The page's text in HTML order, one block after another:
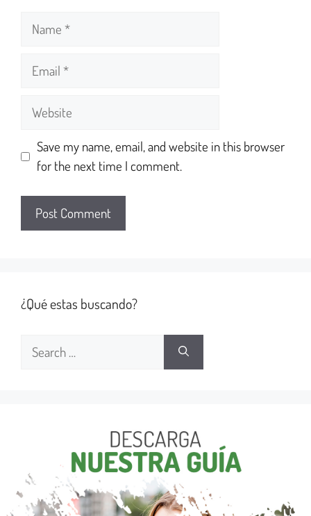
Save my name, email, and website in this browser
for the next time I comment.
¿Qué estas buscando?